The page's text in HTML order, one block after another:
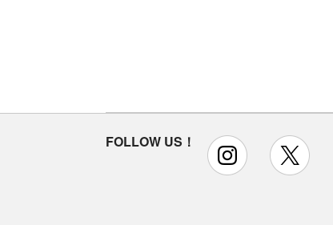
FOLLOW US！ instagram